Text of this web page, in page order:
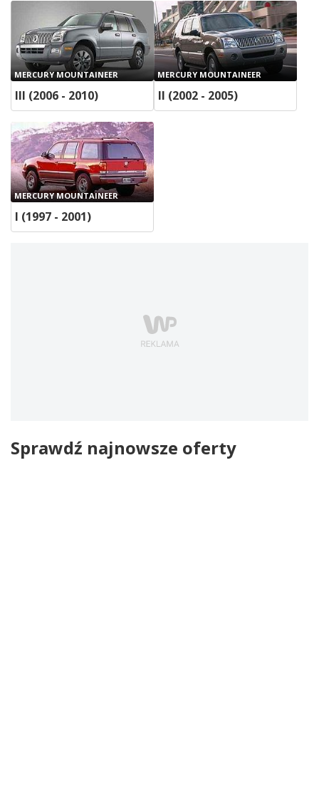
MERCURY MOUNTAINEER
III (2006 - 2010)
MERCURY MOUNTAINEER
II (2002 - 2005)
MERCURY MOUNTAINEER
I (1997 - 2001)
Sprawdź najnowsze oferty